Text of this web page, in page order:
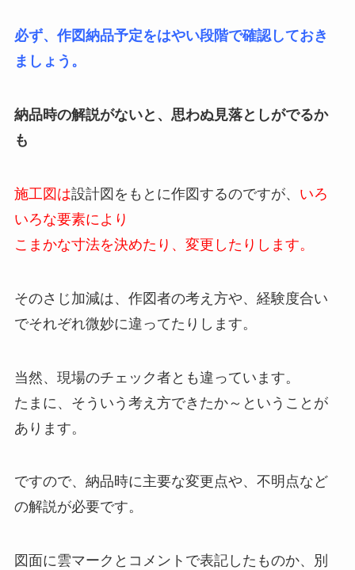
必ず、作図納品予定をはやい段階で確認しておき
ましょう。
納品時の解説がないと、思わぬ見落としがでるか
も
施工図は設計図をもとに作図するのですが、 いろ
いろな要素により
こまかな寸法を決めたり、変更したりします。
そのさじ加減は、作図者の考え方や、経験度合い
でそれぞれ微妙に違ってたりします。
当然、現場のチェック者とも違っています。
たまに、そういう考え方できたか～ということが
あります。
ですので、納品時に主要な変更点や、不明点など
の解説が必要です。
図面に雲マークとコメントで表記したものか、別